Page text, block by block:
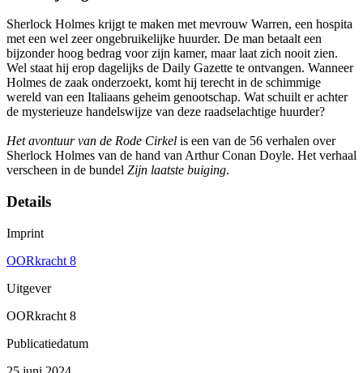
Sherlock Holmes krijgt te maken met mevrouw Warren, een hospita
met een wel zeer ongebruikelijke huurder. De man betaalt een
bijzonder hoog bedrag voor zijn kamer, maar laat zich nooit zien.
Wel staat hij erop dagelijks de Daily Gazette te ontvangen. Wanneer
Holmes de zaak onderzoekt, komt hij terecht in de schimmige
wereld van een Italiaans geheim genootschap. Wat schuilt er achter
de mysterieuze handelswijze van deze raadselachtige huurder?
Het avontuur van de Rode Cirkel is een van de 56 verhalen over
Sherlock Holmes van de hand van Arthur Conan Doyle. Het verhaal
verscheen in de bundel Zijn laatste buiging.
Details
Imprint
OORkracht 8
Uitgever
OORkracht 8
Publicatiedatum